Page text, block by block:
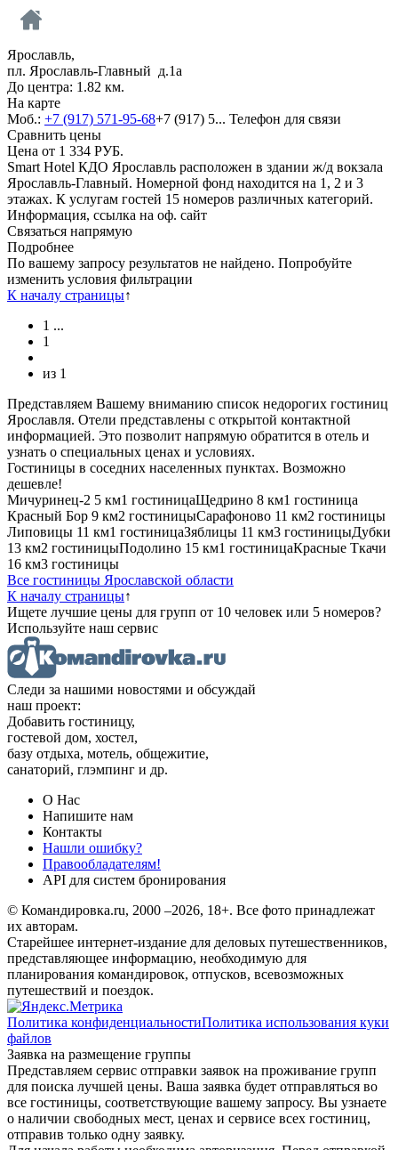
Ярославль,
пл. Ярославль-Главный д.1а
До центра: 1.82 км.
На карте
Моб.: +7 (917) 571-95-68+7 (917) 5... Телефон для связи
Сравнить цены
Цена от 1 334 РУБ.
Smart Hotel КДО Ярославль расположен в здании ж/д вокзала
Ярославль-Главный. Номерной фонд находится на 1, 2 и 3
этажах. К услугам гостей 15 номеров различных категорий.
Информация, ссылка на оф. сайт
Связаться напрямую
Подробнее
По вашему запросу результатов не найдено. Попробуйте
изменить условия фильтрации
К началу страницы↑
1 ...
1
из 1
Представляем Вашему вниманию список недорогих гостиниц
Ярославля. Отели представлены с открытой контактной
информацией. Это позволит напрямую обратится в отель и
узнать о специальных ценах и условиях.
Гостиницы в соседних населенных пунктах. Возможно
дешевле!
Мичуринец-2 5 км1 гостиницаЩедрино 8 км1 гостиница
Красный Бор 9 км2 гостиницыСарафоново 11 км2 гостиницы
Липовицы 11 км1 гостиницаЗяблицы 11 км3 гостиницыДубки
13 км2 гостиницыПодолино 15 км1 гостиницаКрасные Ткачи
16 км3 гостиницы
Все гостиницы Ярославской области
К началу страницы↑
Ищете лучшие цены для групп от 10 человек или 5 номеров?
Используйте наш сервис
Следи за нашими новостями и обсуждай
наш проект:
Добавить гостиницу,
гостевой дом, хостел,
базу отдыха, мотель, общежитие,
санаторий, глэмпинг и др.
О Нас
Напишите нам
Контакты
Нашли ошибку?
Правообладателям!
API для систем бронирования
© Командировка.ru, 2000 –2026, 18+. Все фото принадлежат
их авторам.
Старейшее интернет-издание для деловых путешественников,
представляющее информацию, необходимую для
планирования командировок, отпусков, всевозможных
путешествий и поездок.
Политика конфиденциальностиПолитика использования куки
файлов
Заявка на размещение группы
Представляем сервис отправки заявок на проживание групп
для поиска лучшей цены. Ваша заявка будет отправляться во
все гостиницы, соответствующие вашему запросу. Вы узнаете
о наличии свободных мест, ценах и сервисе всех гостиниц,
отправив только одну заявку.